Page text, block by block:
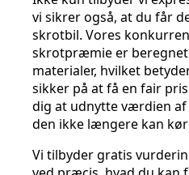
vi sikrer også, at du får
skrotbil. Vores
skrotpræmie er
materialer, hvilket
sikker på at få en fair
dig at udnytte værdien
den ikke længere kan
Vi tilbyder gratis